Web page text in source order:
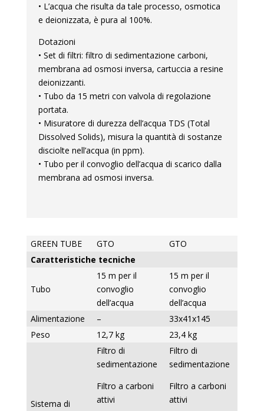
• L’acqua che risulta da tale processo, osmotica
e deionizzata, è pura al 100%.
Dotazioni
• Set di filtri: filtro di sedimentazione carboni,
membrana ad osmosi inversa, cartuccia a resine
deionizzanti.
• Tubo da 15 metri con valvola di regolazione
portata.
• Misuratore di durezza dell’acqua TDS (Total
Dissolved Solids), misura la quantità di sostanze
disciolte nell’acqua (in ppm).
• Tubo per il convoglio dell’acqua di scarico dalla
membrana ad osmosi inversa.
GREEN TUBE GTO
GTO
Caratteristiche tecniche
Tubo
15 m per il
convoglio
dell’acqua
15 m per il
convoglio
dell’acqua
Alimentazione
–
33x41x145
Peso
12,7 kg 23,4 kg
Sistema di
Filtro di
sedimentazione
Filtro a carboni
attivi
Filtro di
sedimentazione
Filtro a carboni
attivi